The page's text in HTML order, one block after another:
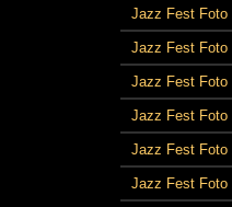
Jazz Fest Foto
Jazz Fest Foto
Jazz Fest Foto
Jazz Fest Foto
Jazz Fest Foto
Jazz Fest Foto